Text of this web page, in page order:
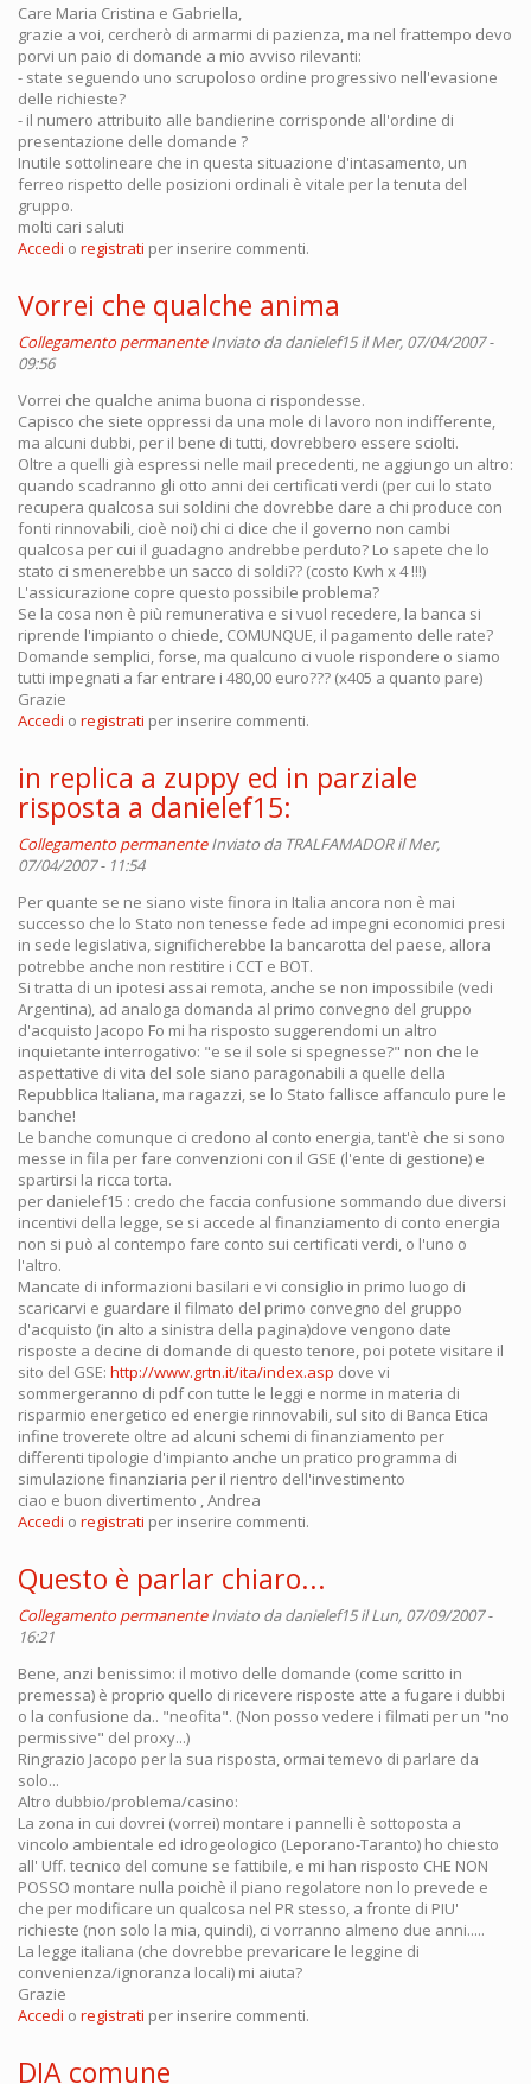
Care Maria Cristina e Gabriella,
grazie a voi, cercherò di armarmi di pazienza, ma nel frattempo devo
porvi un paio di domande a mio avviso rilevanti:
- state seguendo uno scrupoloso ordine progressivo nell'evasione
delle richieste?
- il numero attribuito alle bandierine corrisponde all'ordine di
presentazione delle domande ?
Inutile sottolineare che in questa situazione d'intasamento, un
ferreo rispetto delle posizioni ordinali è vitale per la tenuta del
gruppo.
molti cari saluti
Accedi o registrati per inserire commenti.
Vorrei che qualche anima
Collegamento permanente Inviato dadanielef15il Mer, 07/04/2007 -
09:56
Vorrei che qualche anima buona ci rispondesse.
Capisco che siete oppressi da una mole di lavoro non indifferente,
ma alcuni dubbi, per il bene di tutti, dovrebbero essere sciolti.
Oltre a quelli già espressi nelle mail precedenti, ne aggiungo un altro:
quando scadranno gli otto anni dei certificati verdi (per cui lo stato
recupera qualcosa sui soldini che dovrebbe dare a chi produce con
fonti rinnovabili, cioè noi) chi ci dice che il governo non cambi
qualcosa per cui il guadagno andrebbe perduto? Lo sapete che lo
stato ci smenerebbe un sacco di soldi?? (costo Kwh x 4 !!!)
L'assicurazione copre questo possibile problema?
Se la cosa non è più remunerativa e si vuol recedere, la banca si
riprende l'impianto o chiede, COMUNQUE, il pagamento delle rate?
Domande semplici, forse, ma qualcuno ci vuole rispondere o siamo
tutti impegnati a far entrare i 480,00 euro??? (x405 a quanto pare)
Grazie
Accedi o registrati per inserire commenti.
in replica a zuppy ed in parziale
risposta a danielef15:
Collegamento permanente Inviato da TRALFAMADORil Mer,
07/04/2007 - 11:54
Per quante se ne siano viste finora in Italia ancora non è mai
successo che lo Stato non tenesse fede ad impegni economici presi
in sede legislativa, significherebbe la bancarotta del paese, allora
potrebbe anche non restitire i CCT e BOT.
Si tratta di un ipotesi assai remota, anche se non impossibile (vedi
Argentina), ad analoga domanda al primo convegno del gruppo
d'acquisto Jacopo Fo mi ha risposto suggerendomi un altro
inquietante interrogativo: "e se il sole si spegnesse?" non che le
aspettative di vita del sole siano paragonabili a quelle della
Repubblica Italiana, ma ragazzi, se lo Stato fallisce affanculo pure le
banche!
Le banche comunque ci credono al conto energia, tant'è che si sono
messe in fila per fare convenzioni con il GSE (l'ente di gestione) e
spartirsi la ricca torta.
per danielef15 : credo che faccia confusione sommando due diversi
incentivi della legge, se si accede al finanziamento di conto energia
non si può al contempo fare conto sui certificati verdi, o l'uno o
l'altro.
Mancate di informazioni basilari e vi consiglio in primo luogo di
scaricarvi e guardare il filmato del primo convegno del gruppo
d'acquisto (in alto a sinistra della pagina)dove vengono date
risposte a decine di domande di questo tenore, poi potete visitare il
sito del GSE: http://www.grtn.it/ita/index.asp dove vi
sommergeranno di pdf con tutte le leggi e norme in materia di
risparmio energetico ed energie rinnovabili, sul sito di Banca Etica
infine troverete oltre ad alcuni schemi di finanziamento per
differenti tipologie d'impianto anche un pratico programma di
simulazione finanziaria per il rientro dell'investimento
ciao e buon divertimento , Andrea
Accedi o registrati per inserire commenti.
Questo è parlar chiaro...
Collegamento permanente Inviato dadanielef15il Lun, 07/09/2007 -
16:21
Bene, anzi benissimo: il motivo delle domande (come scritto in
premessa) è proprio quello di ricevere risposte atte a fugare i dubbi
o la confusione da.. "neofita". (Non posso vedere i filmati per un "no
permissive" del proxy...)
Ringrazio Jacopo per la sua risposta, ormai temevo di parlare da
solo...
Altro dubbio/problema/casino:
La zona in cui dovrei (vorrei) montare i pannelli è sottoposta a
vincolo ambientale ed idrogeologico (Leporano-Taranto) ho chiesto
all' Uff. tecnico del comune se fattibile, e mi han risposto CHE NON
POSSO montare nulla poichè il piano regolatore non lo prevede e
che per modificare un qualcosa nel PR stesso, a fronte di PIU'
richieste (non solo la mia, quindi), ci vorranno almeno due anni.....
La legge italiana (che dovrebbe prevaricare le leggine di
convenienza/ignoranza locali) mi aiuta?
Grazie
Accedi o registrati per inserire commenti.
DIA comune